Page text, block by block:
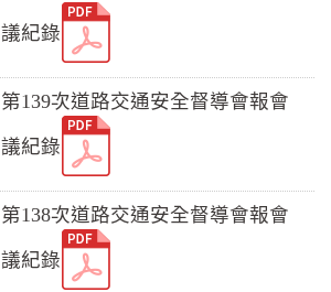
議紀錄
第139次道路交通安全督導會報會
議紀錄
第138次道路交通安全督導會報會
議紀錄